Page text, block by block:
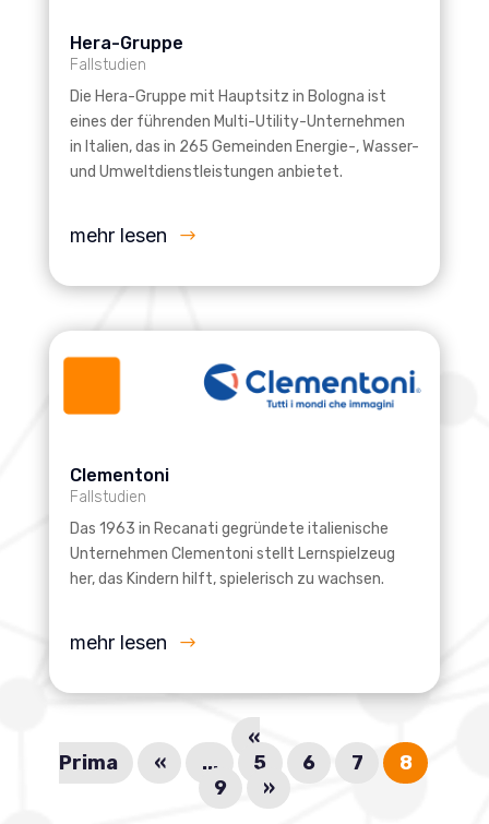
Hera-Gruppe
Fallstudien
Die Hera-Gruppe mit Hauptsitz in Bologna ist
eines der führenden Multi-Utility-Unternehmen
in Italien, das in 265 Gemeinden Energie-, Wasser-
und Umweltdienstleistungen anbietet.
mehr lesen
Clementoni
Fallstudien
Das 1963 in Recanati gegründete italienische
Unternehmen Clementoni stellt Lernspielzeug
her, das Kindern hilft, spielerisch zu wachsen.
mehr lesen
«
Prima
« ... 5 6 7
8
9
»